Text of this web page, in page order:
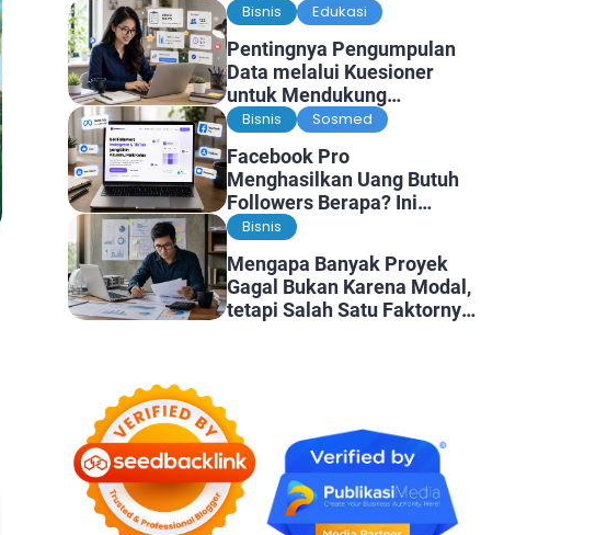
Bisnis Edukasi
Pentingnya Pengumpulan
Data melalui Kuesioner
untuk Mendukung
Penelitian dan Pengambilan
Bisnis Sosmed
Facebook Pro
Menghasilkan Uang Butuh
Followers Berapa? Ini
Faktanya
Bisnis
Mengapa Banyak Proyek
Gagal Bukan Karena Modal,
tetapi Salah Satu Faktornya